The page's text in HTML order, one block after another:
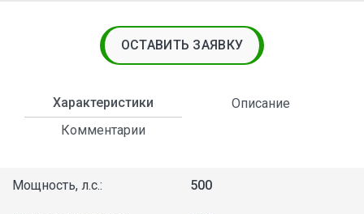
Характеристики
Описание
Комментарии
ОСТАВИТЬ ЗАЯВКУ
Мощность, л.с.: 500